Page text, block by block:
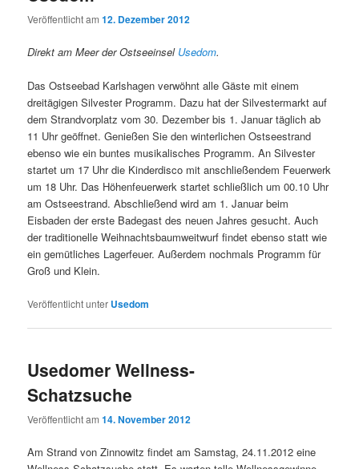
Veröffentlicht am12. Dezember 2012
Direkt am Meer der Ostseeinsel Usedom.
Das Ostseebad Karlshagen verwöhnt alle Gäste mit einem
dreitägigen Silvester Programm. Dazu hat der Silvestermarkt auf
dem Strandvorplatz vom 30. Dezember bis 1. Januar täglich ab
11 Uhr geöffnet. Genießen Sie den winterlichen Ostseestrand
ebenso wie ein buntes musikalisches Programm. An Silvester
startet um 17 Uhr die Kinderdisco mit anschließendem Feuerwerk
um 18 Uhr. Das Höhenfeuerwerk startet schließlich um 00.10 Uhr
am Ostseestrand. Abschließend wird am 1. Januar beim
Eisbaden der erste Badegast des neuen Jahres gesucht. Auch
der traditionelle Weihnachtsbaumweitwurf findet ebenso statt wie
ein gemütliches Lagerfeuer. Außerdem nochmals Programm für
Groß und Klein.
Veröffentlicht unter Usedom
Usedomer Wellness-
Schatzsuche
Veröffentlicht am14. November 2012
Am Strand von Zinnowitz findet am Samstag, 24.11.2012 eine